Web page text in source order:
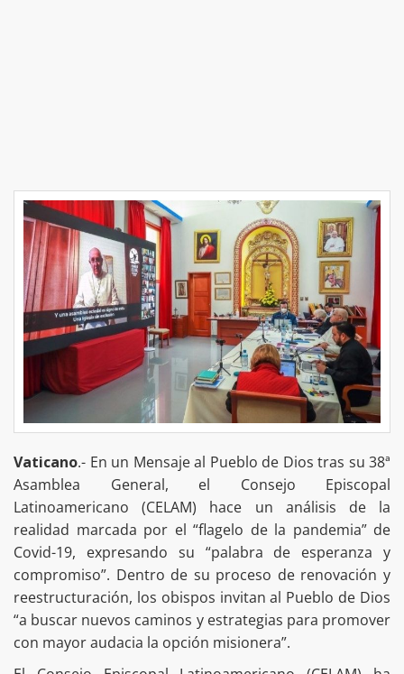
Vaticano.- En un Mensaje al Pueblo de Dios tras su 38ª
Asamblea General, el Consejo Episcopal
Latinoamericano (CELAM) hace un análisis de la
realidad marcada por el “flagelo de la pandemia” de
Covid-19, expresando su “palabra de esperanza y
compromiso”. Dentro de su proceso de renovación y
reestructuración, los obispos invitan al Pueblo de Dios
“a buscar nuevos caminos y estrategias para promover
con mayor audacia la opción misionera”.